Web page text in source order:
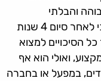
והבלתי
מתפשרת שצפויה למתקבלים. ושנית, כי לאחר סיום 4 שנות
הסיכויים למצוא
ואולי הוא אף
במפעל או בחברה